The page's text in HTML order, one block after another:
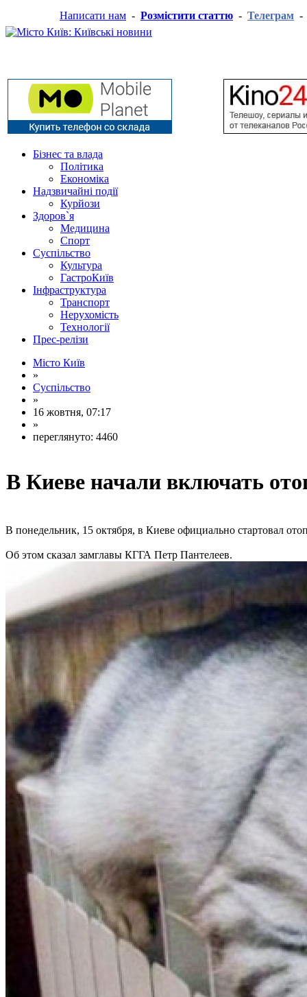
Написати нам - Розмістити статтю - Телеграм -
Бізнес та влада
Політика
Економіка
Надзвичайні події
Курйози
Здоров`я
Медицина
Спорт
Суспільство
Культура
ГастроКиїв
Інфраструктура
Транспорт
Нерухомість
Технології
Прес-релізи
Місто Київ
»
Суспільство
»
16 жовтня, 07:17
»
переглянуто: 4460
В Киеве начали включать
В понедельник, 15 октября, в Киеве официально стартовал
Об этом сказал замглавы КГГА Петр Пантелеев.